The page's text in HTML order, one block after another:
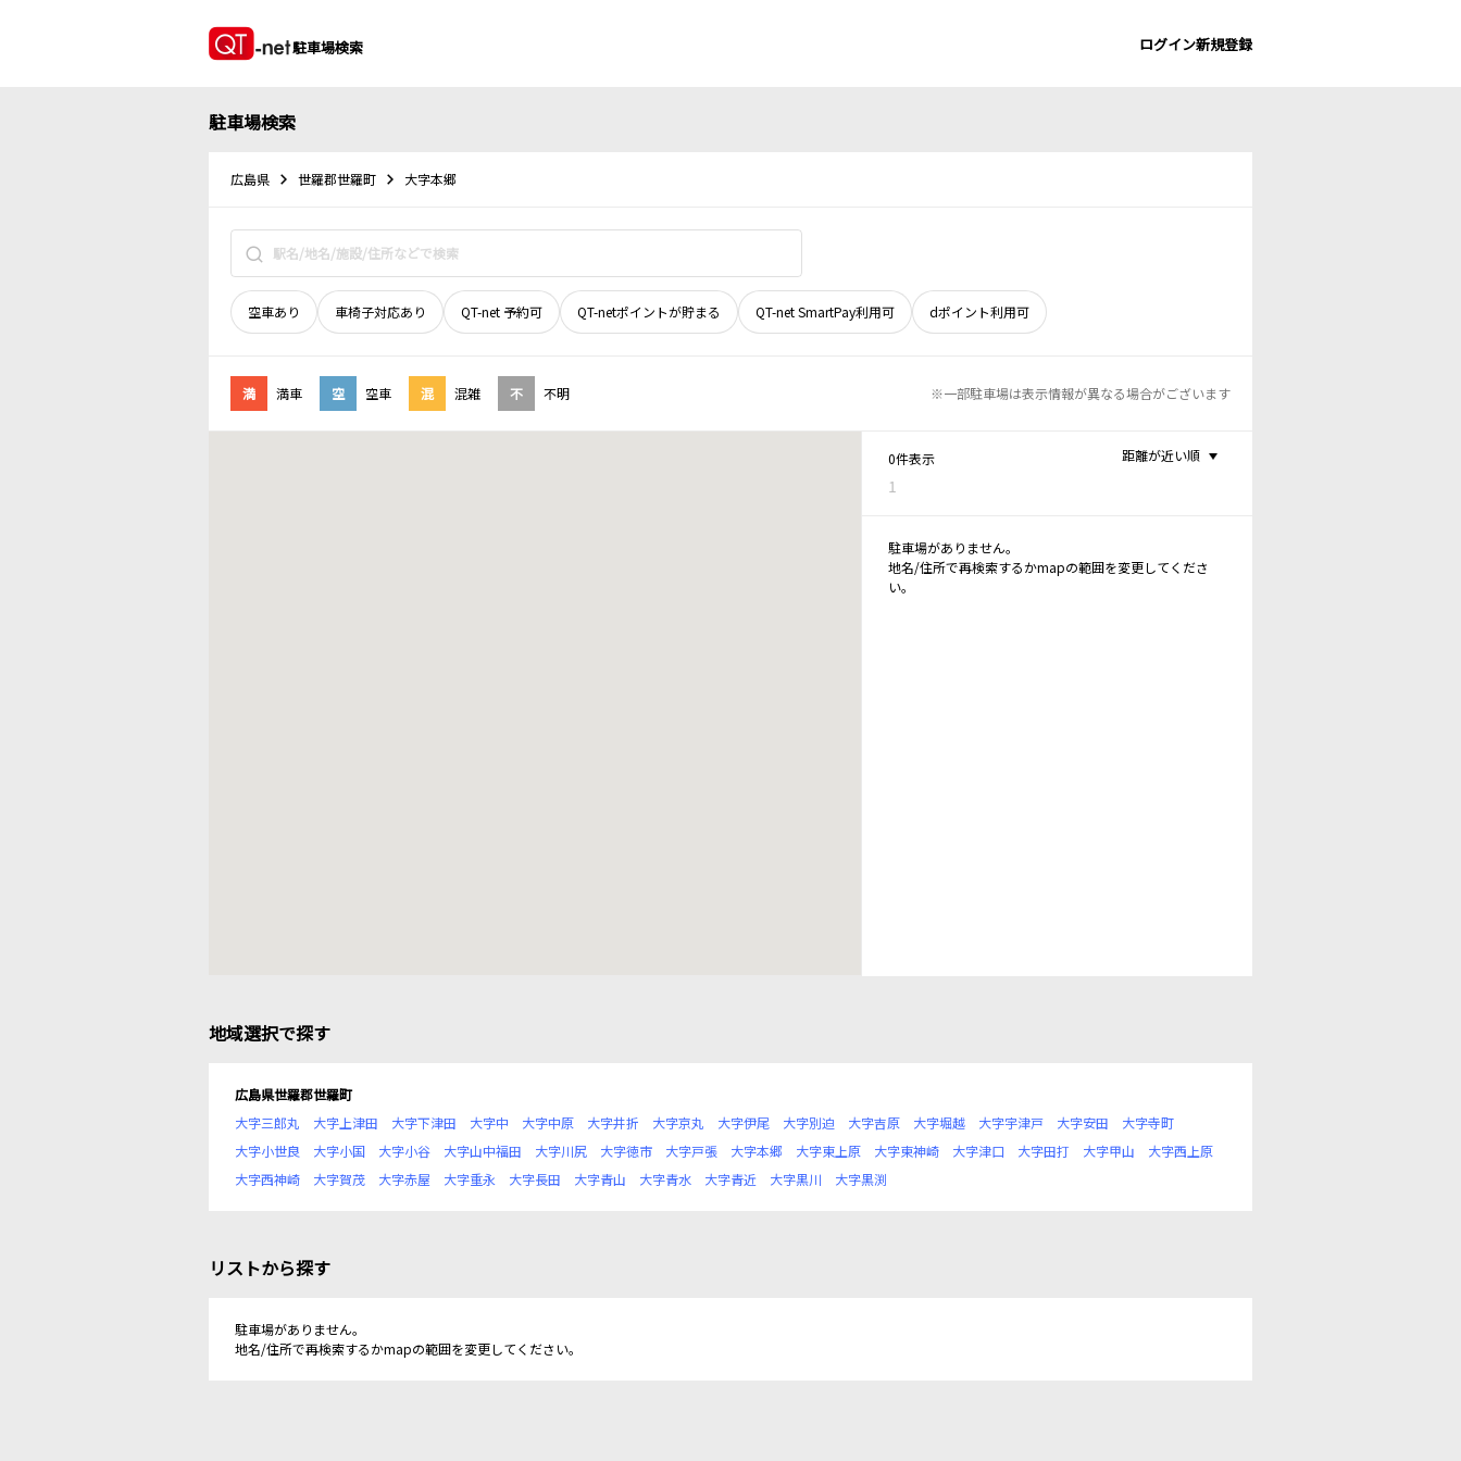
駐車場検索 ログイン新規登録
駐車場検索
広島県 世羅郡世羅町 大字本郷
空車あり 車椅子対応あり QT-net 予約可 QT-netポイントが貯まる QT-net SmartPay利用可 dポイント利用可
満 満車 空 空車 混 混雑 不 不明 ※一部駐車場は表示情報が異なる場合がございます
0件表示
1
距離が近い順
駐車場がありません。
地名/住所で再検索するかmapの範囲を変更してくださ
い。
地域選択で探す
広島県世羅郡世羅町
大字三郎丸
大字上津田 大字下津田 大字中 大字中原 大字井折 大字京丸 大字伊尾 大字別迫 大字吉原 大字堀越 大字宇津戸 大字安田
大字寺町
大字小世良
大字小国 大字小谷 大字山中福田 大字川尻 大字徳市 大字戸張 大字本郷 大字東上原 大字東神崎 大字津口 大字田打 大字甲山
大字西上原
大字西神崎
大字賀茂 大字赤屋 大字重永 大字長田 大字青山 大字青水 大字青近 大字黒川 大字黒渕
リストから探す
駐車場がありません。
地名/住所で再検索するかmapの範囲を変更してください。